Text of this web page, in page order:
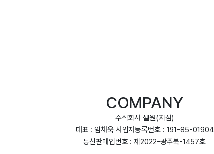
COMPANY
주식회사 셀원(지점)
대표 : 임채욱 사업자등록번호 : 191-85-01904
통신판매업번호 : 제2022-광주북-1457호